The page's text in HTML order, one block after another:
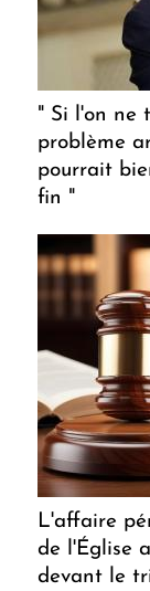
" Si l'on ne
problème
pourrait
fin "
L'affaire
de l'Église
devant le